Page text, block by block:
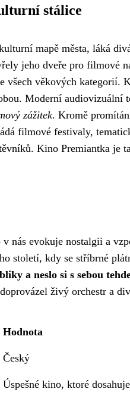
stálice
mapě města, láká
jeho dveře pro filmové
věkových kategorií.
Moderní
zážitek. Kromě
filmové festivaly,
Kino Premiantka je
nás evokuje nostalgii a
století, kdy se stříbrné
a neslo si s sebou
živý orchestr a
Hodnota
Český
Úspešné kino, ktoré